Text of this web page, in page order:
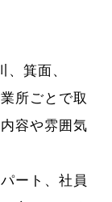
箕面、
所ごとで取
容や雰囲気
ート、社員